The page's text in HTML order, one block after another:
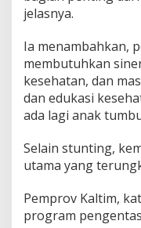
jelasnya.
Ia menambahkan,
membutuhkan
kesehatan, dan
dan edukasi
ada lagi anak
Selain stunting,
utama yang
Pemprov Kaltim,
program